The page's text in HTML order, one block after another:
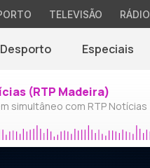
TELEVISÃO RÁDIO
Desporto Especiais
(RTP Madeira)
simultâneo com RTP Notícias